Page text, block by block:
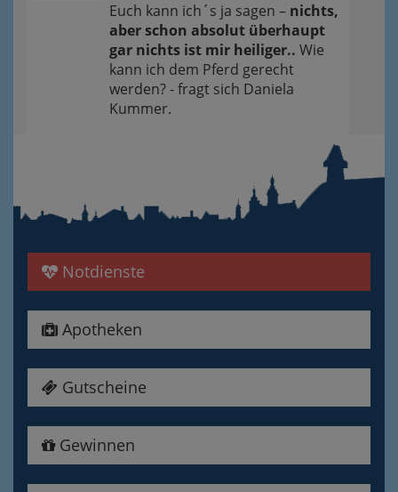
Euch kann ich´s ja sagen – nichts,
aber schon absolut überhaupt
gar nichts ist mir heiliger.. Wie
kann ich dem Pferd gerecht
werden? - fragt sich Daniela
Kummer.
Notdienste
Apotheken
Gutscheine
Gewinnen